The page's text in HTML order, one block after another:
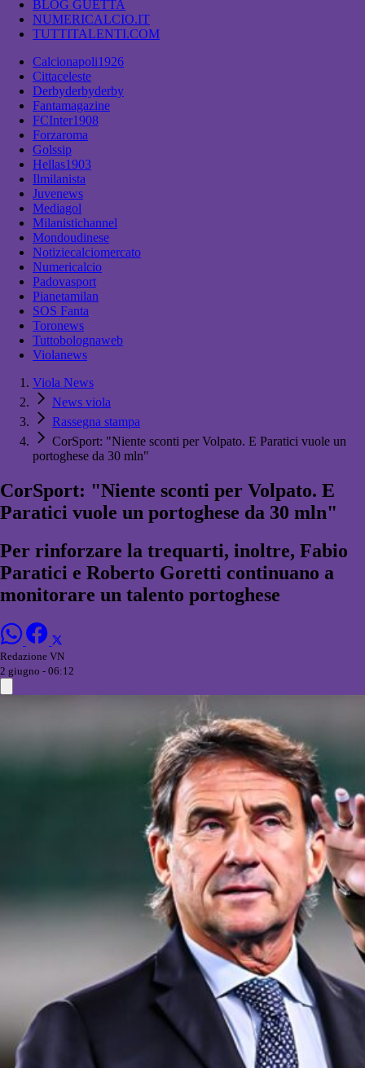
BLOG GUETTA
NUMERICALCIO.IT
TUTTITALENTI.COM
Calcionapoli1926
Cittaceleste
Derbyderbyderby
Fantamagazine
FCInter1908
Forzaroma
Golssip
Hellas1903
Ilmilanista
Juvenews
Mediagol
Milanistichannel
Mondoudinese
Notiziecalciomercato
Numericalcio
Padovasport
Pianetamilan
SOS Fanta
Toronews
Tuttobolognaweb
Violanews
Viola News
News viola
Rassegna stampa
CorSport: "Niente sconti per Volpato. E Paratici vuole un
portoghese da 30 mln"
CorSport: "Niente sconti per Volpato. E
Paratici vuole un portoghese da 30 mln"
Per rinforzare la trequarti, inoltre, Fabio
Paratici e Roberto Goretti continuano a
monitorare un talento portoghese
Redazione VN
2 giugno - 06:12